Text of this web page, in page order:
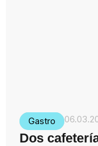
Gastro
Dos